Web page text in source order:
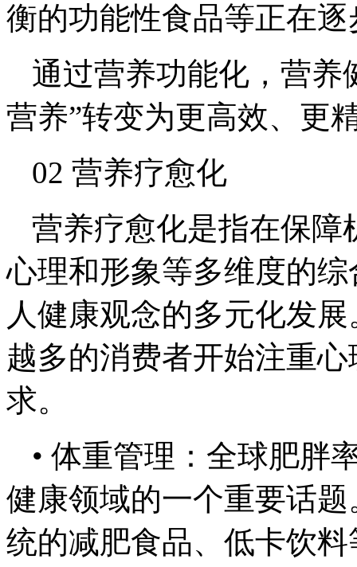
衡的功能性食品等正在
通过营养功能化，营养
营养”转变为更高效、更
02 营养疗愈化
营养疗愈化是指在保障
心理和形象等多维度的
人健康观念的多元化发
越多的消费者开始注重
求。
• 体重管理：全球肥胖
健康领域的一个重要话
统的减肥食品、低卡饮